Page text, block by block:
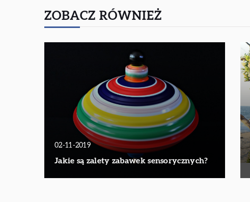
ZOBACZ RÓWNIEŻ
02-11-2019
Jakie są zalety zabawek sensorycznych?